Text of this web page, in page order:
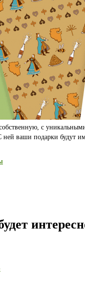
с
ней ваши подарки будут